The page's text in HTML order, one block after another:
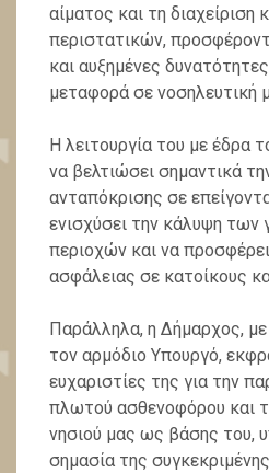
αίματος και τη διαχείριση
περιστατικών,
και αυξημένες
μεταφορά σε νοσηλευτική
Η λειτουργία του με έδρα
να βελτιώσει σημαντικά
ανταπόκρισης σε
ενισχύσει την κάλυψη
περιοχών και να
ασφάλειας σε κατοίκους
Παράλληλα, η Δήμαρχος,
τον αρμόδιο Υπουργό,
ευχαριστίες της για την
πλωτού ασθενοφόρου και
νησιού μας ως βάσης του,
σημασία της